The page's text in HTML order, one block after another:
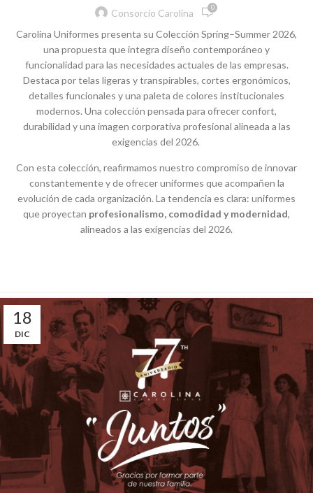
Consorcio Carolina 0
Carolina Uniformes presenta su Colección Spring–Summer 2026,
una propuesta queintegra diseño contemporáneo y
funcionalidad para las necesidades actuales de las empresas.
Destaca por telas ligeras ytranspirables, cortes ergonómicos,
detalles funcionales yuna paleta decolores institucionales
modernos. Una colección pensada para ofrecerconfort,
durabilidad yuna imagen corporativa profesional alineada a las
exigencias del 2026.
Con esta colección, reafirmamos nuestro compromiso deinnovar
constantementey deofrecer uniformes que acompañen la
evolución decada organización. La tendencia es clara: uniformes
queproyectan profesionalismo, comodidad y modernidad,
alineados a las exigencias del 2026.
18
DIC